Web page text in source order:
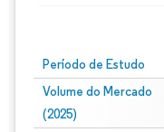
Período de Estudo
Volume do Mercado
(2025)